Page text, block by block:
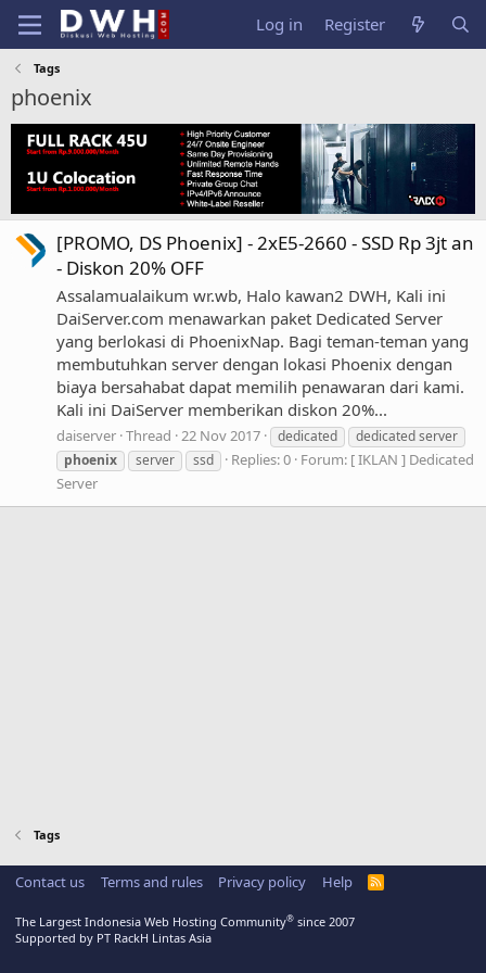
Log in Register
Tags
phoenix
[PROMO, DS Phoenix] - 2xE5-2660 - SSD Rp 3jt an
- Diskon 20% OFF
Assalamualaikum wr.wb, Halo kawan2 DWH, Kali ini
DaiServer.com menawarkan paket Dedicated Server
yang berlokasi di PhoenixNap. Bagi teman-teman yang
membutuhkan server dengan lokasi Phoenix dengan
biaya bersahabat dapat memilih penawaran dari kami.
Kali ini DaiServer memberikan diskon 20%...
daiserver Thread 22 Nov 2017 dedicated
dedicated server
phoenix
server ssd Replies: 0 Forum: [ IKLAN ] Dedicated
Server
Tags
Contact us Terms and rules Privacy policy Help
R
The Largest Indonesia Web Hosting Community® since 2007
Supported by PT RackH Lintas Asia